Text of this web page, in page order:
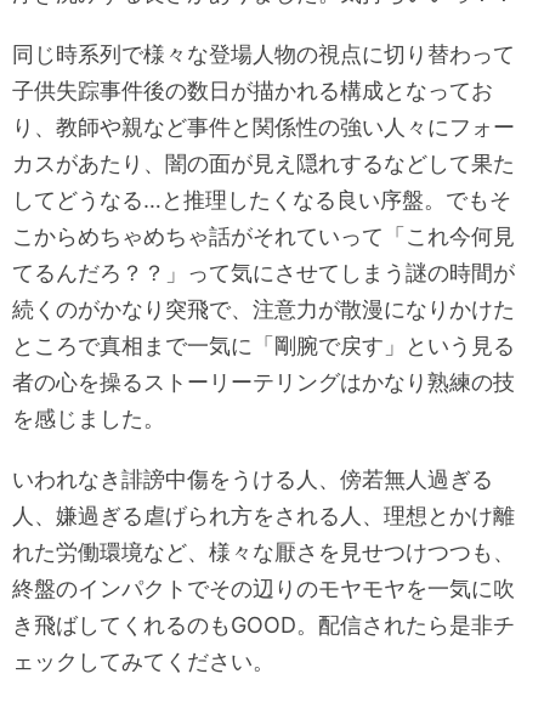
同じ時系列で様々な登場人物の視点に切り替わって
子供失踪事件後の数日が描かれる構成となってお
り、教師や親など事件と関係性の強い人々にフォー
カスがあたり、闇の面が見え隠れするなどして果た
してどうなる…と推理したくなる良い序盤。でもそ
こからめちゃめちゃ話がそれていって「これ今何見
てるんだろ？？」って気にさせてしまう謎の時間が
続くのがかなり突飛で、注意力が散漫になりかけた
ところで真相まで一気に「剛腕で戻す」という見る
者の心を操るストーリーテリングはかなり熟練の技
を感じました。
いわれなき誹謗中傷をうける人、傍若無人過ぎる
人、嫌過ぎる虐げられ方をされる人、理想とかけ離
れた労働環境など、様々な厭さを見せつけつつも、
終盤のインパクトでその辺りのモヤモヤを一気に吹
き飛ばしてくれるのもGOOD。配信されたら是非チ
ェックしてみてください。